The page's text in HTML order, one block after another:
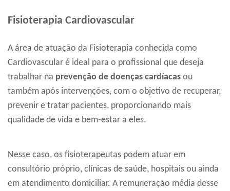
Fisioterapia Cardiovascular
A área de atuação da Fisioterapia conhecida como
Cardiovascular é ideal para o profissional que deseja
trabalhar na prevenção de doenças cardíacas ou
também após intervenções, com o objetivo de recuperar,
prevenir e tratar pacientes, proporcionando mais
qualidade de vida e bem-estar a eles.
Nesse caso, os fisioterapeutas podem atuar em
consultório próprio, clínicas de saúde, hospitais ou ainda
em atendimento domiciliar. A remuneração média desse